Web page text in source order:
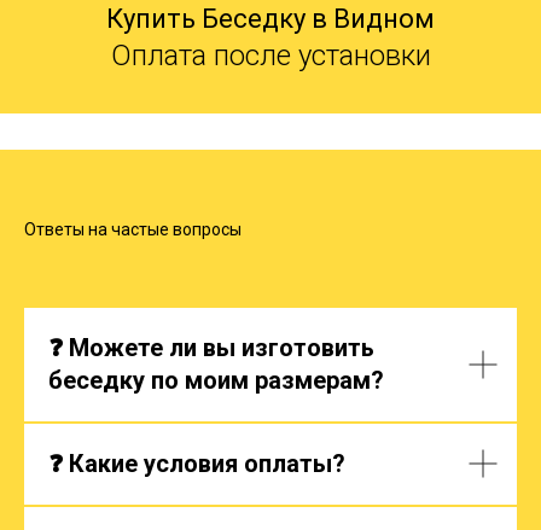
Купить Беседку в Видном
Оплата после установки
Ответы на частые вопросы
❓ Можете ли вы изготовить
беседку по моим размерам?
❓ Какие условия оплаты?